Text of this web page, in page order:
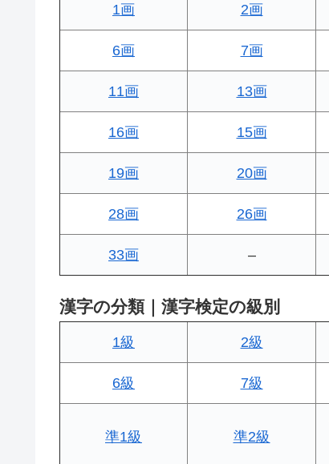
1画 2画
6画 7画
11画 13画
16画 15画
19画 20画
28画 26画
33画 –
漢字の分類｜漢字検定の級別
1級 2級
6級 7級
準1級 準2級